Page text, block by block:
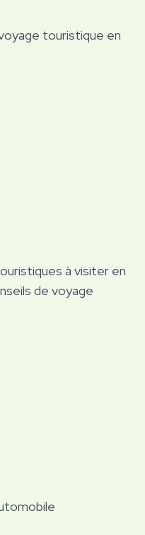
touristique en
à visiter en
de voyage